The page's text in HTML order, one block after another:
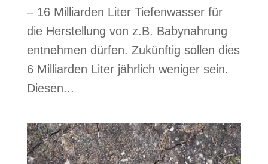
– 16 Milliarden Liter Tiefenwasser für
die Herstellung von z.B. Babynahrung
entnehmen dürfen. Zukünftig sollen dies
6 Milliarden Liter jährlich weniger sein.
Diesen...